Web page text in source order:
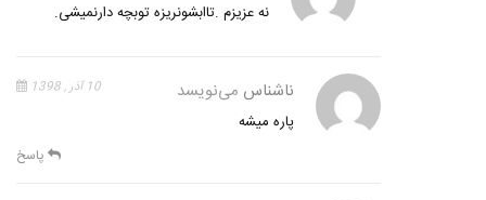
نه عزیزم .تاابشونریزه توبچه دارنمیشی.
ناشناس می‌نویسد 10 آذر , 1398
پاره میشه
پاسخ